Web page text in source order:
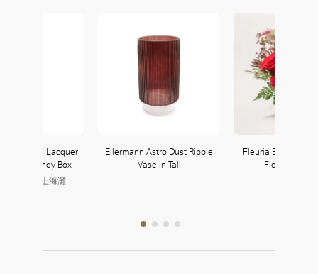
Tang Red Lacquer
Candy Box
Tang 上海灘
Ellermann Astro Dust Ripple
Vase in Tall
Fleuria Bordeaux
Flower